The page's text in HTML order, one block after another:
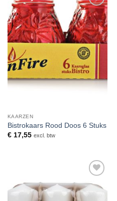
Toevoegen
aan
verlanglijst
KAARZEN
Bistrokaars Rood Doos 6 Stuks
€17,55 excl. btw
Toevoegen
aan
verlanglijst